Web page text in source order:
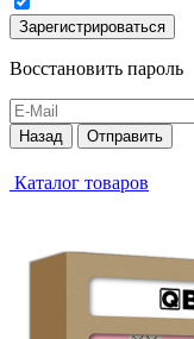
Зарегистрироваться
Восстановить пароль
Назад Отправить
Каталог товаров